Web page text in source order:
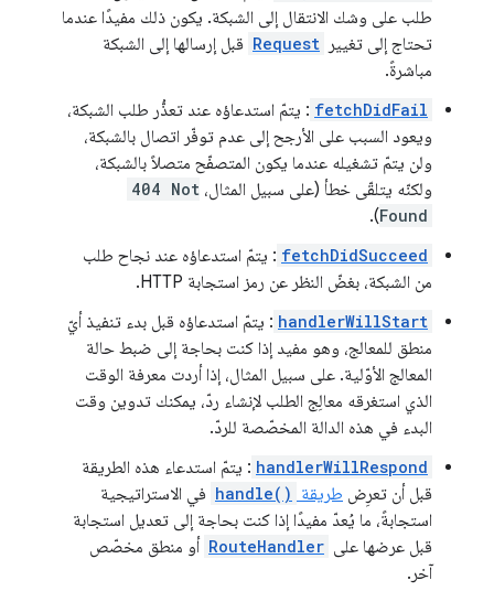
طلب على وشك الانتقال إلى الشبكة. يكون ذلك مفيدًا عندما
تحتاج إلى تغيير Request قبل إرسالها إلى الشبكة
مباشرةً.
fetchDidFail : يتمّ استدعاؤه عند تعذُّر طلب الشبكة،
ويعود السبب على الأرجح إلى عدم توفّر اتصال بالشبكة،
ولن يتمّ تشغيله عندما يكون المتصفّح متصلاً بالشبكة،
ولكنّه يتلقّى خطأ (على سبيل المثال، 404 Not
Found
).
fetchDidSucceed : يتمّ استدعاؤه عند نجاح طلب
من الشبكة، بغضّ النظر عن رمز استجابة HTTP.
handlerWillStart : يتمّ استدعاؤه قبل بدء تنفيذ أيّ
منطق للمعالج، وهو مفيد إذا كنت بحاجة إلى ضبط حالة
المعالج الأوّلية. على سبيل المثال، إذا أردت معرفة الوقت
الذي استغرقه معالِج الطلب لإنشاء ردّ، يمكنك تدوين وقت
البدء في هذه الدالة المخصّصة للردّ.
handlerWillRespond : يتمّ استدعاء هذه الطريقة
قبل أن تعرِض طريقة handle() في الاستراتيجية
استجابةً، ما يُعدّ مفيدًا إذا كنت بحاجة إلى تعديل استجابة
قبل عرضها على RouteHandler أو منطق مخصّص
آخر.